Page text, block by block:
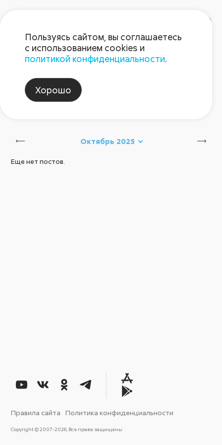
Блог Августа
Октябрь 2025
Еще нет постов.
Правила сайта Политика конфиденциальности
Copyright © 2007-2026, Все права защищены
Пользуясь сайтом, вы соглашаетесь
с использованием cookies и
политикой конфиденциальности.
Хорошо